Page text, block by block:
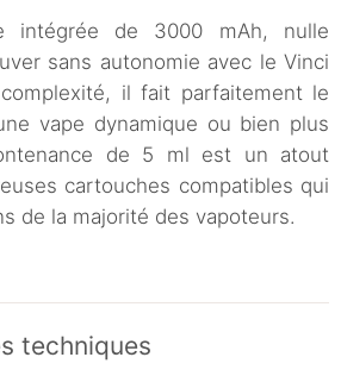
intégrée de 3000 mAh, nulle
sans autonomie avec le Vinci
il fait parfaitement le
vape dynamique ou bien plus
de 5 ml est un atout
cartouches compatibles qui
de la majorité des vapoteurs.
techniques